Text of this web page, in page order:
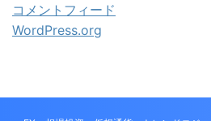
コメントフィード
WordPress.org